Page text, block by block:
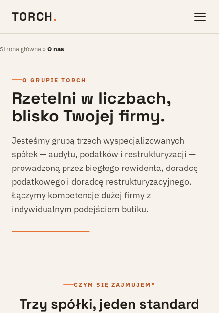
TORCH.
Strona główna»O nas
O GRUPIE TORCH
Rzetelni w liczbach,
blisko Twojej firmy.
Jesteśmy grupą trzech wyspecjalizowanych
spółek — audytu, podatków i restrukturyzacji —
prowadzoną przez biegłego rewidenta, doradcę
podatkowego i doradcę restrukturyzacyjnego.
Łączymy kompetencje dużej firmy z
indywidualnym podejściem butiku.
CZYM SIĘ ZAJMUJEMY
Trzy spółki, jeden standard